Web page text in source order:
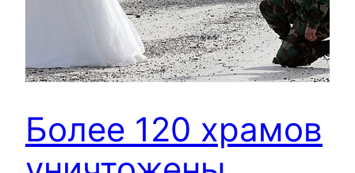
Более 120 храмов